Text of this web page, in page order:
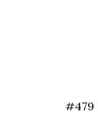
#479